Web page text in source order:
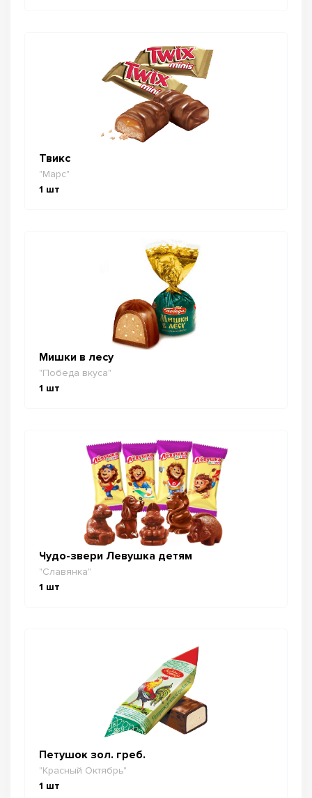
Твикс
"Марс"
1 шт
Мишки в лесу
"Победа вкуса"
1 шт
Чудо-звери Левушка детям
"Славянка"
1 шт
Петушок зол. греб.
"Красный Октябрь"
1 шт